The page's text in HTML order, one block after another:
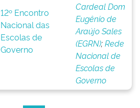
12º Encontro
Nacional das
Escolas de
Governo
Cardeal Dom
Eugênio de
Araújo Sales
(EGRN);Rede
Nacional de
Escolas de
Governo